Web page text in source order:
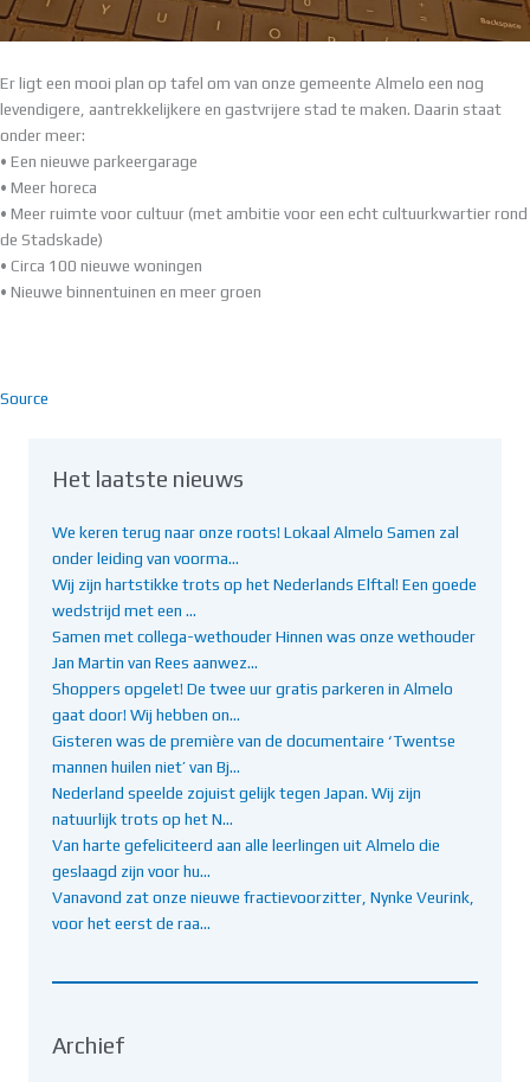
Er ligt een mooi plan op tafel om van onze gemeente Almelo een nog
levendigere, aantrekkelijkere en gastvrijere stad te maken. Daarin staat
onder meer:
• Een nieuwe parkeergarage
• Meer horeca
• Meer ruimte voor cultuur (met ambitie voor een echt cultuurkwartier rond
de Stadskade)
• Circa 100 nieuwe woningen
• Nieuwe binnentuinen en meer groen
Source
Het laatste nieuws
We keren terug naar onze roots! Lokaal Almelo Samen zal
onder leiding van voorma…
Wij zijn hartstikke trots op het Nederlands Elftal! Een goede
wedstrijd met een …
Samen met collega-wethouder Hinnen was onze wethouder
Jan Martin van Rees aanwez…
Shoppers opgelet! De twee uur gratis parkeren in Almelo
gaat door! Wij hebben on…
Gisteren was de première van de documentaire ‘Twentse
mannen huilen niet’ van Bj…
Nederland speelde zojuist gelijk tegen Japan. Wij zijn
natuurlijk trots op het N…
Van harte gefeliciteerd aan alle leerlingen uit Almelo die
geslaagd zijn voor hu…
Vanavond zat onze nieuwe fractievoorzitter, Nynke Veurink,
voor het eerst de raa…
Archief